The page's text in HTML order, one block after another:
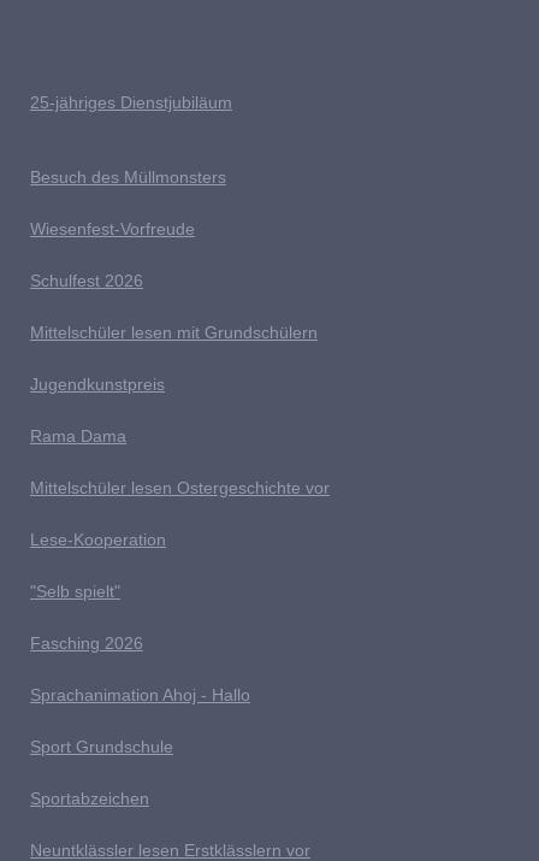
25-jähriges Dienstjubiläum
Besuch des Müllmonsters
Wiesenfest-Vorfreude
Schulfest 2026
Mittelschüler lesen mit Grundschülern
Jugendkunstpreis
Rama Dama
Mittelschüler lesen Ostergeschichte vor
Lese-Kooperation
"Selb spielt"
Fasching 2026
Sprachanimation Ahoj - Hallo
Sport Grundschule
Sportabzeichen
Neuntklässler lesen Erstklässlern vor